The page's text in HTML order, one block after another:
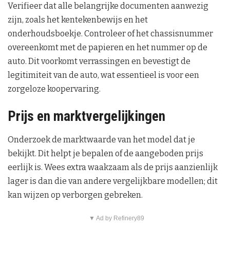
Verifieer dat alle belangrijke documenten aanwezig
zijn, zoals het kentekenbewijs en het
onderhoudsboekje. Controleer of het chassisnummer
overeenkomt met de papieren en het nummer op de
auto. Dit voorkomt verrassingen en bevestigt de
legitimiteit van de auto, wat essentieel is voor een
zorgeloze koopervaring.
Prijs en marktvergelijkingen
Onderzoek de marktwaarde van het model dat je
bekijkt. Dit helpt je bepalen of de aangeboden prijs
eerlijk is. Wees extra waakzaam als de prijs aanzienlijk
lager is dan die van andere vergelijkbare modellen; dit
kan wijzen op verborgen gebreken.
▼ Ad by Refinery89